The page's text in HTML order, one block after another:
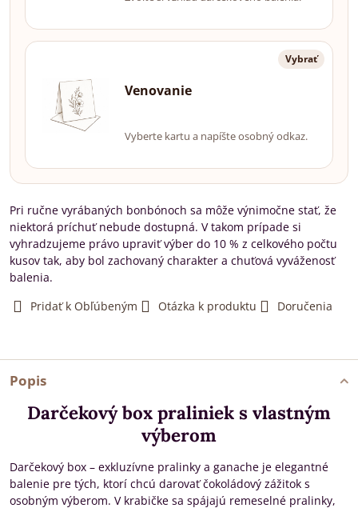
Vybrať
Venovanie
Vyberte kartu a napíšte osobný odkaz.
Pri ručne vyrábaných bonbónoch sa môže výnimočne stať, že
niektorá príchuť nebude dostupná. V takom prípade si
vyhradzujeme právo upraviť výber do 10 % z celkového počtu
kusov tak, aby bol zachovaný charakter a chuťová vyváženosť
balenia.
Pridať k Obľúbeným
Otázka k produktu Doručenia
Popis
Darčekový box praliniek s vlastným
výberom
Darčekový box – exkluzívne pralinky a ganache je elegantné
balenie pre tých, ktorí chcú darovať čokoládový zážitok s
osobným výberom. V krabičke sa spájajú remeselné pralinky,